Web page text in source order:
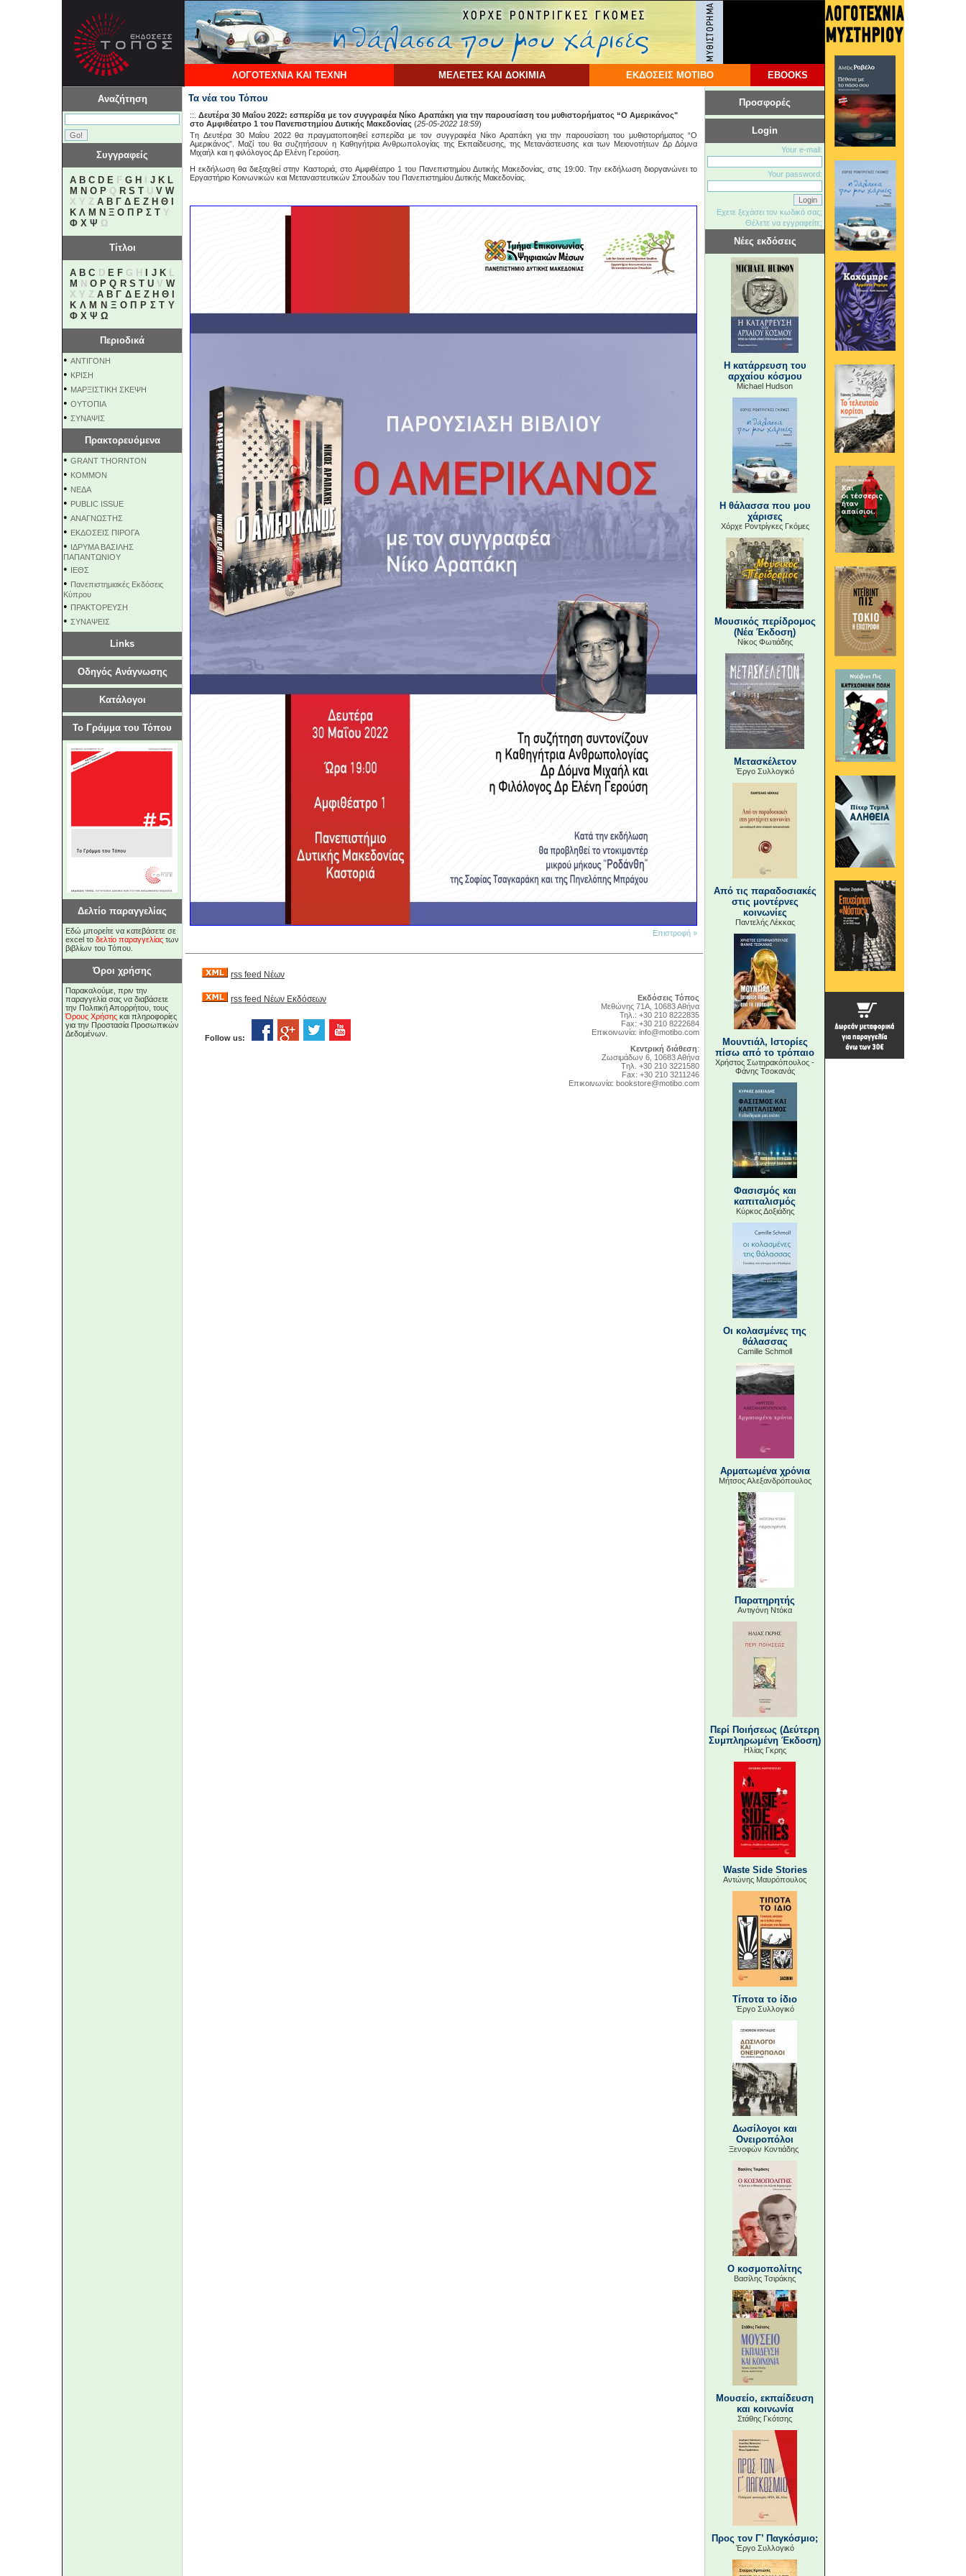
ΛΟΓΟΤΕΧΝΙΑ ΚΑΙ ΤΕΧΝΗ ΜΕΛΕΤΕΣ ΚΑΙ ΔΟΚΙΜΙΑ ΕΚΔΟΣΕΙΣ ΜΟΤΙΒΟ EBOOKS
Αναζήτηση
Συγγραφείς
A B C D E F G H J K L
M N O P Q R S T U V W
X Y Z Α Β Γ Δ Ε Ζ Η Θ
Κ Λ Μ Ν Ξ Ο Π Ρ Σ Τ Υ
Φ Χ Ψ Ω
Τίτλοι
A B C D E FG H J KL
M NO P Q R S T UVW
X Y ZΑ Β Γ Δ Ε Ζ Η Θ
Κ Λ Μ Ν Ξ Ο Π Ρ Σ Τ Υ
Φ Χ Ψ Ω
Περιοδικά
• ΑΝΤΙΓΟΝΗ
• ΚΡΙΣΗ
• ΜΑΡΞΙΣΤΙΚΗ ΣΚΕΨΗ
• ΟΥΤΟΠΙΑ
• ΣΥΝΑΨΙΣ
Πρακτορευόμενα
• GRANT THORNTON
• KOMMON
• NEΔΑ
• PUBLIC ISSUE
• ΑΝΑΓΝΩΣΤΗΣ
• ΕΚΔΟΣΕΙΣ ΠΙΡΟΓΑ
• ΙΔΡΥΜΑ ΒΑΣΙΛΗΣ
ΠΑΠΑΝΤΩΝΙΟΥ
• ΙΕΘΣ
• Πανεπιστημιακές Εκδόσεις
Κύπρου
• ΠΡΑΚΤΟΡΕΥΣΗ
• ΣΥΝΑΨΕΙΣ
Links
Οδηγός Ανάγνωσης
Κατάλογοι
Το Γράμμα του Τόπου
Δελτίο παραγγελίας
Εδώ μπορείτε να κατεβάσετε σε
excel το δελτίο παραγγελίας των
βιβλίων του Τόπου.
Όροι χρήσης
Παρακαλούμε, πριν την
παραγγελία σας να διαβάσετε
την Πολιτική Απορρήτου, τους
Όρους Χρήσης και πληροφορίες
για την Προστασία Προσωπικών
Δεδομένων.
Τα νέα του Τόπου
::. Δευτέρα 30 Μαΐου 2022: εσπερίδα με τον συγγραφέα Νίκο Αραπάκη για την παρουσίαση του μυθιστορήματος “Ο Αμερικάνος"
στο Αμφιθέατρο 1 του Πανεπιστημίου Δυτικής Μακεδονίας (25-05-2022 18:59)
Tη Δευτέρα 30 Μαΐου 2022 θα πραγματοποιηθεί εσπερίδα με τον συγγραφέα Νίκο Αραπάκη για την παρουσίαση του μυθιστορήματος “Ο
Αμερικάνος”. Μαζί του θα συζητήσουν η Καθηγήτρια Ανθρωπολογίας της Εκπαίδευσης, της Μετανάστευσης και των Μειονοτήτων Δρ Δόμνα
Μιχαήλ και η φιλόλογος Δρ Ελένη Γερούση.
Η εκδήλωση θα διεξαχθεί στην Καστοριά, στο Αμφιθέατρο 1 του Πανεπιστημίου Δυτικής Μακεδονίας, στις 19:00. Την εκδήλωση διοργανώνει το
Εργαστήριο Κοινωνικών και Μεταναστευτικών Σπουδών του Πανεπιστημίου Δυτικής Μακεδονίας.
Επιστροφή »
rss feed Νέων
rss feed Νέων Εκδόσεων
Follow us:
Εκδόσεις Τόπος
Μεθώνης 71Α, 10683 Αθήνα
Τηλ.: +30 210 8222835
Fax: +30 210 8222684
Επικοινωνία: info@motibo.com
Κεντρική διάθεση:
Zωσιμάδων 6, 10683 Αθήνα
Tηλ. +30 210 3221580
Fax: +30 210 3211246
Επικοινωνία: bookstore@motibo.com
Προσφορές
Login
Your e-mail:
Your password:
Εχετε ξεχάσει τον κωδικό σας;
Θέλετε να εγγραφείτε;
Νέες εκδόσεις
Η κατάρρευση του
αρχαίου κόσμου
Michael Hudson
Η θάλασσα που μου
χάρισες
Χόρχε Ροντρίγκες Γκόμες
Μουσικός περίδρομος
(Νέα Έκδοση)
Νίκος Φωτιάδης
Μετασκέλετον
Έργο Συλλογικό
Από τις παραδοσιακές
στις μοντέρνες
κοινωνίες
Παντελής Λέκκας
Μουντιάλ, Ιστορίες
πίσω από το τρόπαιο
Χρήστος Σωτηρακόπουλος -
Φάνης Τσοκανάς
Φασισμός και
καπιταλισμός
Κύρκος Δοξιάδης
Οι κολασμένες της
θάλασσας
Camille Schmoll
Αρματωμένα χρόνια
Μήτσος Αλεξανδρόπουλος
Παρατηρητής
Αντιγόνη Ντόκα
Περί Ποιήσεως (Δεύτερη
Συμπληρωμένη Έκδοση)
Ηλίας Γκρης
Waste Side Stories
Αντώνης Μαυρόπουλος
Τίποτα το ίδιο
Έργο Συλλογικό
Δωσίλογοι και
Ονειροπόλοι
Ξενοφών Κοντιάδης
Ο κοσμοπολίτης
Βασίλης Τσιράκης
Μουσείο, εκπαίδευση
και κοινωνία
Στάθης Γκότσης
Προς τον Γ’ Παγκόσμιο;
Έργο Συλλογικό